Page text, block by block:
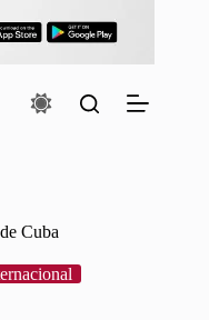
Cuba